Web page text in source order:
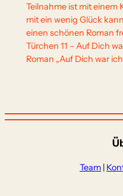
Teilnahme ist mit einem
mit ein wenig Glück
einen schönen Roman
Türchen 11 – Auf Dich
Roman „Auf Dich war
Team |